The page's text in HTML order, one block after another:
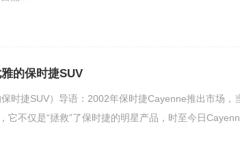
的保时捷SUV
时捷SUV）导语：2002年保时捷Cayenne推出市场，
它不仅是“拯救”了保时捷的明星产品，时至今日